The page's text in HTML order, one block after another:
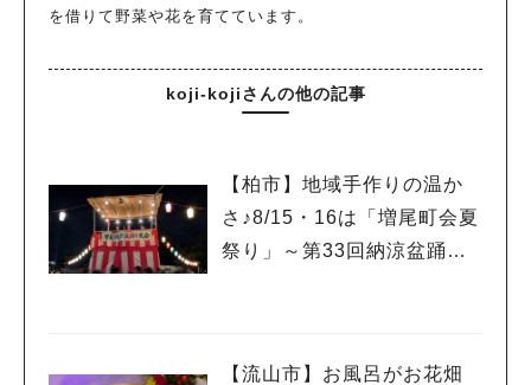
を借りて野菜や花を育てています。
koji-kojiさんの他の記事
【柏市】地域手作りの温か
さ♪8/15・16は「増尾町会夏
祭り」～第33回納涼盆踊り
【流山市】お風呂がお花畑